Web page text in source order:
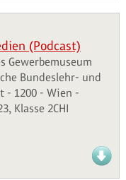
(Podcast)
Gewerbemuseum
Bundeslehr- und
- 1200 - Wien -
Klasse 2CHI